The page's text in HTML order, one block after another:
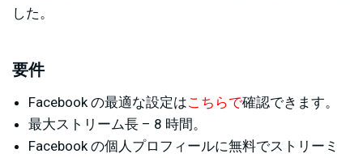
した。
要件
Facebook の最適な設定はこちらで確認できます。
最大ストリーム長 – 8 時間。
Facebook の個人プロフィールに無料でストリーミ